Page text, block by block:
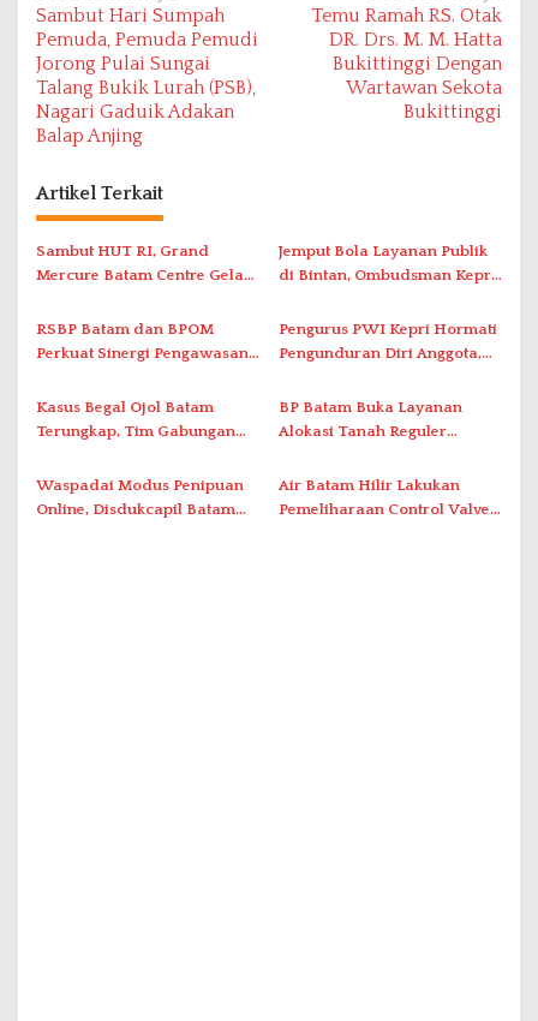
a
v
i
g
s
i
p
s
Sambut Hari Sumpah
Pemuda, Pemuda Pemudi
Jorong Pulai Sungai
Talang Bukik Lurah (PSB),
Nagari Gaduik Adakan
Balap Anjing
Temu Ramah RS. Otak
DR. Drs. M. M. Hatta
Bukittinggi Dengan
Wartawan Sekota
Bukittinggi
Artikel Terkait
Sambut HUT RI, Grand
Mercure Batam Centre Gelar
Nusantara’
Jemput Bola Layanan Publik
di Bintan, Ombudsman Kepri
Solar Nelayan
RSBP Batam dan BPOM
Perkuat Sinergi Pengawasan
Pelayanan Kefarmasian
Pengurus PWI Kepri Hormati
Pengunduran Diri Anggota,
Administrasi ke Pusat
Kasus Begal Ojol Batam
Terungkap, Tim Gabungan
Simpang Dam
BP Batam Buka Layanan
Alokasi Tanah Reguler
Waspadai Modus Penipuan
Online, Disdukcapil Batam
Air Batam Hilir Lakukan
Pemeliharaan Control Valve,